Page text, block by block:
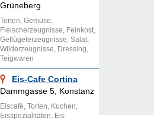
Grüneberg
Torten, Gemüse,
Fleischerzeugnisse, Feinkost,
Geflügelerzeugnisse, Salat,
Wilderzeugnisse, Dressing,
Teigwaren
Eis-Cafe Cortina
Dammgasse 5, Konstanz
Eiscafé, Torten, Kuchen,
Eisspezialitäten, Eis